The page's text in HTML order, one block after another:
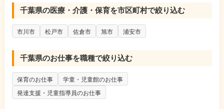
千葉県の医療・介護・保育を市区町村で絞り込む
市川市 松戸市 佐倉市 旭市 浦安市
千葉県のお仕事を職種で絞り込む
保育のお仕事
学童・児童館のお仕事
発達支援・児童指導員のお仕事